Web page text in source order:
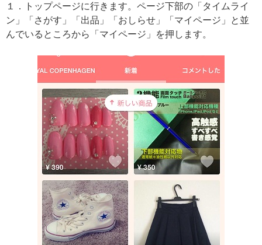
１．トップページに行きます。ページ下部の「タイムライ
ン」「さがす」「出品」「おしらせ」「マイページ」と並
んでいるところから「マイページ」を押します。